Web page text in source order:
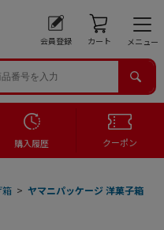
会員登録 カート メニュー
購入履歴 クーポン
箱 > ヤマニパッケージ 洋菓子箱